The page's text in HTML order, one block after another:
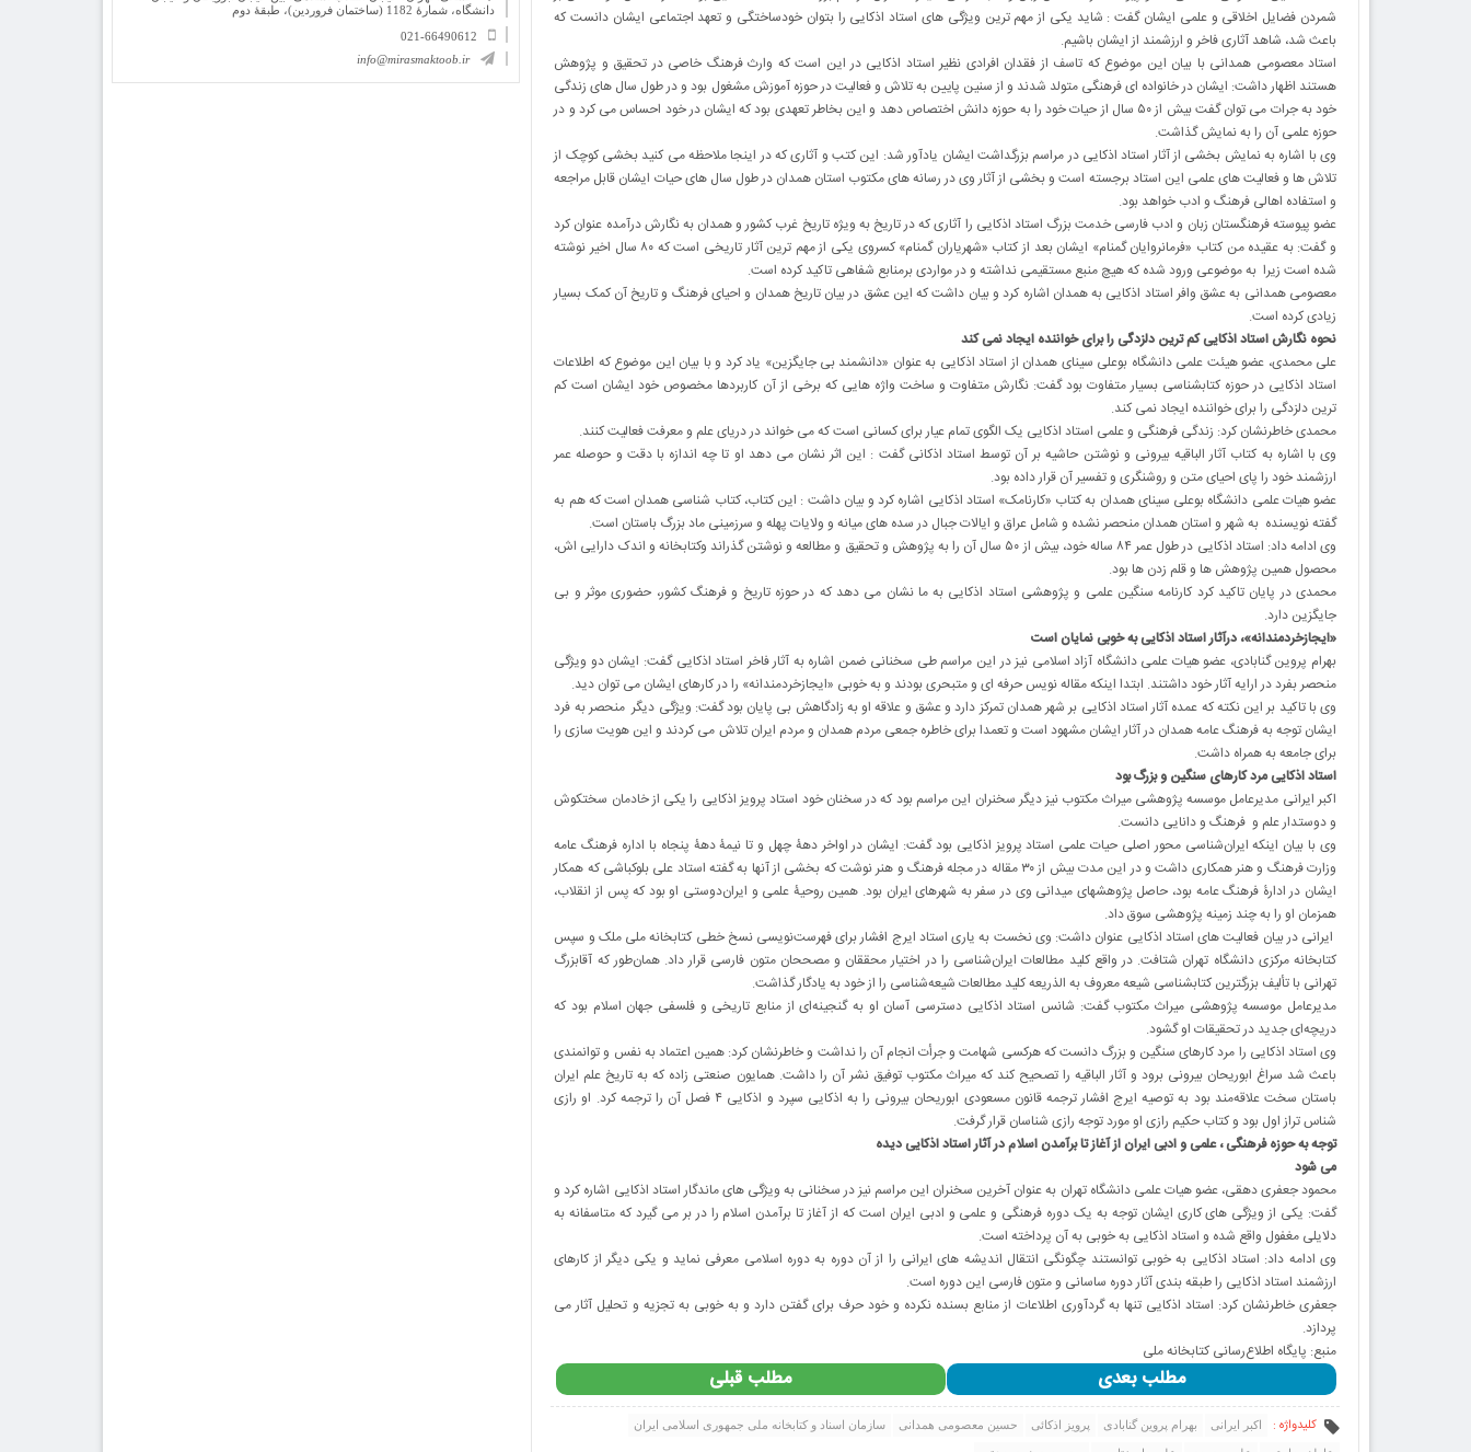
شمردن فضایل اخلاقی و علمی ایشان گفت : شاید یکی از مهم ترین ویژگی های استاد اذکایی را بتوان خودساختگی و تعهد اجتماعی ایشان دانست که
باعث شد، شاهد آثاری فاخر و ارزشمند از ایشان باشیم.
استاد معصومی همدانی با بیان این موضوع که تاسف از فقدان افرادی نظیر استاد اذکایی در این است که وارث فرهنگ خاصی در تحقیق و پژوهش
هستند اظهار داشت: ایشان در خانواده ای فرهنگی متولد شدند و از سنین پایین به تلاش و فعالیت در حوزه آموزش مشغول بود و در طول سال های زندگی
خود به جرات می توان گفت بیش از ۵۰ سال از حیات خود را به حوزه دانش اختصاص دهد و این بخاطر تعهدی بود که ایشان در خود احساس می کرد و در
حوزه علمی آن را به نمایش گذاشت.
وی با اشاره به نمایش بخشی از آثار استاد اذکایی در مراسم بزرگداشت ایشان یادآور شد: این کتب و آثاری که در اینجا ملاحظه می کنید بخشی کوچک از
تلاش ها و فعالیت های علمی این استاد برجسته است و بخشی از آثار وی در رسانه های مکتوب استان همدان در طول سال های حیات ایشان قابل مراجعه
و استفاده اهالی فرهنگ و ادب خواهد بود.
عضو پیوسته فرهنگستان زبان و ادب فارسی خدمت بزرگ استاد اذکایی را آثاری که در تاریخ به ویژه تاریخ غرب کشور و همدان به نگارش درآمده عنوان کرد
و گفت: به عقیده من کتاب «فرمانروایان گمنام» ایشان بعد از کتاب «شهریاران گمنام» کسروی یکی از مهم ترین آثار تاریخی است که ۸۰ سال اخیر نوشته
شده است زیرا به موضوعی ورود شده که هیچ منبع مستقیمی نداشته و در مواردی برمنابع شفاهی تاکید کرده است.
معصومی همدانی به عشق وافر استاد اذکایی به همدان اشاره کرد و بیان داشت که این عشق در بیان تاریخ همدان و احیای فرهنگ و تاریخ آن کمک بسیار
زیادی کرده است.
نحوه نگارش استاد اذکایی کم ترین دلزدگی را برای خواننده ایجاد نمی کند
علی محمدی، عضو هیئت علمی دانشگاه بوعلی سینای همدان از استاد اذکایی به عنوان «دانشمند بی جایگزین» یاد کرد و با بیان این موضوع که اطلاعات
استاد اذکایی در حوزه کتابشناسی بسیار متفاوت بود گفت: نگارش متفاوت و ساخت واژه هایی که برخی از آن کاربردها مخصوص خود ایشان است کم
ترین دلزدگی را برای خواننده ایجاد نمی کند.
محمدی خاطرنشان کرد: زندگی فرهنگی و علمی استاد اذکایی یک الگوی تمام عیار برای کسانی است که می خواند در دریای علم و معرفت فعالیت کنند.
وی با اشاره به کتاب آثار الباقیه بیرونی و نوشتن حاشیه بر آن توسط استاد اذکانی گفت : این اثر نشان می دهد او تا چه اندازه با دقت و حوصله عمر
ارزشمند خود را پای احیای متن و روشنگری و تفسیر آن قرار داده بود.
عضو هیات علمی دانشگاه بوعلی سینای همدان به کتاب «کارنامک» استاد اذکایی اشاره کرد و بیان داشت : این کتاب، کتاب شناسی همدان است که هم به
گفته نویسنده به شهر و استان همدان منحصر نشده و شامل عراق و ایالات جبال در سده های میانه و ولایات پهله و سرزمینی ماد بزرگ باستان است.
وی ادامه داد: استاد اذکایی در طول عمر ۸۴ ساله خود، بیش از ۵۰ سال آن را به پژوهش و تحقیق و مطالعه و نوشتن گذراند وکتابخانه و اندک دارایی اش،
محصول همین پژوهش ها و قلم زدن ها بود.
محمدی در پایان تاکید کرد کارنامه سنگین علمی و پژوهشی استاد اذکایی به ما نشان می دهد که در حوزه تاریخ و فرهنگ کشور، حضوری موثر و بی
جایگزین دارد.
«ایجازخردمندانه»، درآثار استاد اذکایی به خوبی نمایان است
بهرام پروین گنابادی، عضو هیات علمی دانشگاه آزاد اسلامی نیز در این مراسم طی سخنانی ضمن اشاره به آثار فاخر استاد اذکایی گفت: ایشان دو ویژگی
منحصر بفرد در ارایه آثار خود داشتند. ابتدا اینکه مقاله نویس حرفه ای و متبحری بودند و به خوبی «ایجازخردمندانه» را در کارهای ایشان می توان دید.
وی با تاکید بر این نکته که عمده آثار استاد اذکایی بر شهر همدان تمرکز دارد و عشق و علاقه او به زادگاهش بی پایان بود گفت: ویژگی دیگر منحصر به فرد
ایشان توجه به فرهنگ عامه همدان در آثار ایشان مشهود است و تعمدا برای خاطره جمعی مردم همدان و مردم ایران تلاش می کردند و این هویت سازی را
برای جامعه به همراه داشت.
استاد اذکایی مرد کارهای سنگین و بزرگ بود
اکبر ایرانی مدیرعامل موسسه پژوهشی میراث مکتوب نیز دیگر سخنران این مراسم بود که در سخنان خود استاد پرویز اذکایی را یکی از خادمان سختکوش
و دوستدار علم و فرهنگ و دانایی دانست.
وی با بیان اینکه ایران‌شناسی محور اصلی حیات علمی استاد پرویز اذکایی بود گفت: ایشان در اواخر دهۀ چهل و تا نیمۀ دهۀ پنجاه با اداره فرهنگ عامه
وزارت فرهنگ و هنر همکاری داشت و در این مدت بیش از ۳۰ مقاله در مجله فرهنگ و هنر نوشت که بخشی از آنها به گفته استاد علی بلوکباشی که همکار
ایشان در ادارۀ فرهنگ عامه بود، حاصل پژوهشهای میدانی وی در سفر به شهرهای ایران بود. همین روحیۀ علمی و ایران‌دوستی او بود که پس از انقلاب،
همزمان او را به چند زمینه پژوهشی سوق داد.
ایرانی در بیان فعالیت های استاد اذکایی عنوان داشت: وی نخست به یاری استاد ایرج افشار برای فهرست‌نویسی نسخ خطی کتابخانه ملی ملک و سپس
کتابخانه مرکزی دانشگاه تهران شتافت. در واقع کلید مطالعات ایران‌شناسی را در اختیار محققان و مصححان متون فارسی قرار داد. همان‌طور که آقابزرگ
تهرانی با تألیف بزرگترین کتابشناسی شیعه معروف به الذریعه کلید مطالعات شیعه‌شناسی را از خود به یادگار گذاشت.
مدیرعامل موسسه پژوهشی میراث مکتوب گفت: شانس استاد اذکایی دسترسی آسان او به گنجینه‌ای از منابع تاریخی و فلسفی جهان اسلام بود که
دریچه‌ای جدید در تحقیقات او گشود.
وی استاد اذکایی را مرد کارهای سنگین و بزرگ دانست که هرکسی شهامت و جرأت انجام آن را نداشت و خاطرنشان کرد: همین اعتماد به نفس و توانمندی
باعث شد سراغ ابوریحان بیرونی برود و آثار الباقیه را تصحیح کند که میراث مکتوب توفیق نشر آن را داشت. همایون صنعتی زاده که به تاریخ علم ایران
باستان سخت علاقه‌مند بود به توصیه ایرج افشار ترجمه قانون مسعودی ابوریحان بیرونی را به اذکایی سپرد و اذکایی ۴ فصل آن را ترجمه کرد. او رازی
شناس تراز اول بود و کتاب حکیم رازی او مورد توجه رازی شناسان قرار گرفت.
توجه به حوزه فرهنگی ، علمی و ادبی ایران از آغاز تا برآمدن اسلام در آثار استاد اذکایی دیده
می شود
محمود جعفری دهقی، عضو هیات علمی دانشگاه تهران به عنوان آخرین سخنران این مراسم نیز در سخنانی به ویژگی های ماندگار استاد اذکایی اشاره کرد و
گفت: یکی از ویژگی های کاری ایشان توجه به یک دوره فرهنگی و علمی و ادبی ایران است که از آغاز تا برآمدن اسلام را در بر می گیرد که متاسفانه به
دلایلی مغفول واقع شده و استاد اذکایی به خوبی به آن پرداخته است.
وی ادامه داد: استاد اذکایی به خوبی توانستند چگونگی انتقال اندیشه های ایرانی را از آن دوره به دوره اسلامی معرفی نماید و یکی دیگر از کارهای
ارزشمند استاد اذکایی را طبقه بندی آثار دوره ساسانی و متون فارسی این دوره است.
جعفری خاطرنشان کرد: استاد اذکایی تنها به گردآوری اطلاعات از منابع بسنده نکرده و خود حرف برای گفتن دارد و به خوبی به تجزیه و تحلیل آثار می
پردازد.
منبع: پایگاه اطلاع‌رسانی کتابخانه ملی
مطلب قبلی مطلب بعدی
کلیدواژه : اکبر ایرانی بهرام پروین گنابادی پرویز اذکائی حسین معصومی همدانی سازمان اسناد و کتابخانه ملی جمهوری اسلامی ایران
دانشگاه، شمارۀ 1182 (ساختمان فروردین)، طبقۀ دوم
021-66490612
info@mirasmaktoob.ir